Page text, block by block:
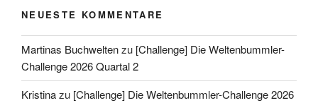
NEUESTE KOMMENTARE
Martinas Buchweltenzu [Challenge] Die Weltenbummler-
Challenge 2026 Quartal 2
Kristinazu [Challenge] Die Weltenbummler-Challenge 2026